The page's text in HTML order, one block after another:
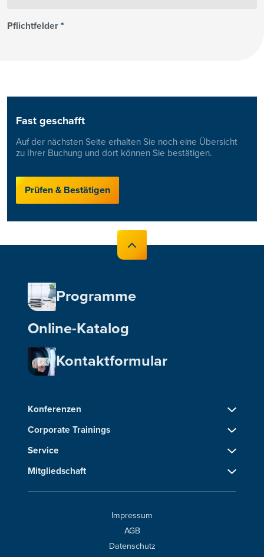
Pflichtfelder*
Fast geschafft
Auf der nächsten Seite erhalten Sie noch eine Übersicht
zu Ihrer Buchung und dort können Sie bestätigen.
Prüfen & Bestätigen
Programme
Online-Katalog
Kontaktformular
Konferenzen
Corporate Trainings
Service
Mitgliedschaft
Impressum
AGB
Datenschutz